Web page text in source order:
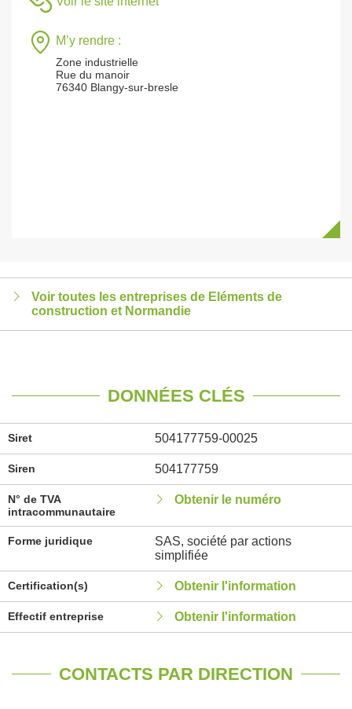
M’y rendre :
Zone industrielle
Rue du manoir
76340 Blangy-sur-bresle
Voir toutes les entreprises de Eléments de
construction et Normandie
DONNÉES CLÉS
Siret 504177759-00025
Siren 504177759
N° de TVA
intracommunautaire
Obtenir le numéro
Forme juridique
SAS, société par actions
simplifiée
Certification(s) Obtenir l'information
Effectif entreprise Obtenir l'information
CONTACTS PAR DIRECTION